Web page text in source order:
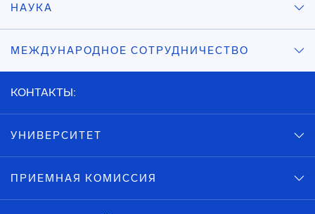
НАУКА
МЕЖДУНАРОДНОЕ СОТРУДНИЧЕСТВО
КОНТАКТЫ:
УНИВЕРСИТЕТ
ПРИЕМНАЯ КОМИССИЯ